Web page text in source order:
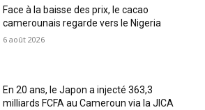
Face à la baisse des prix, le cacao
camerounais regarde vers le Nigeria
6 août 2026
En 20 ans, le Japon a injecté 363,3
milliards FCFA au Cameroun via la JICA